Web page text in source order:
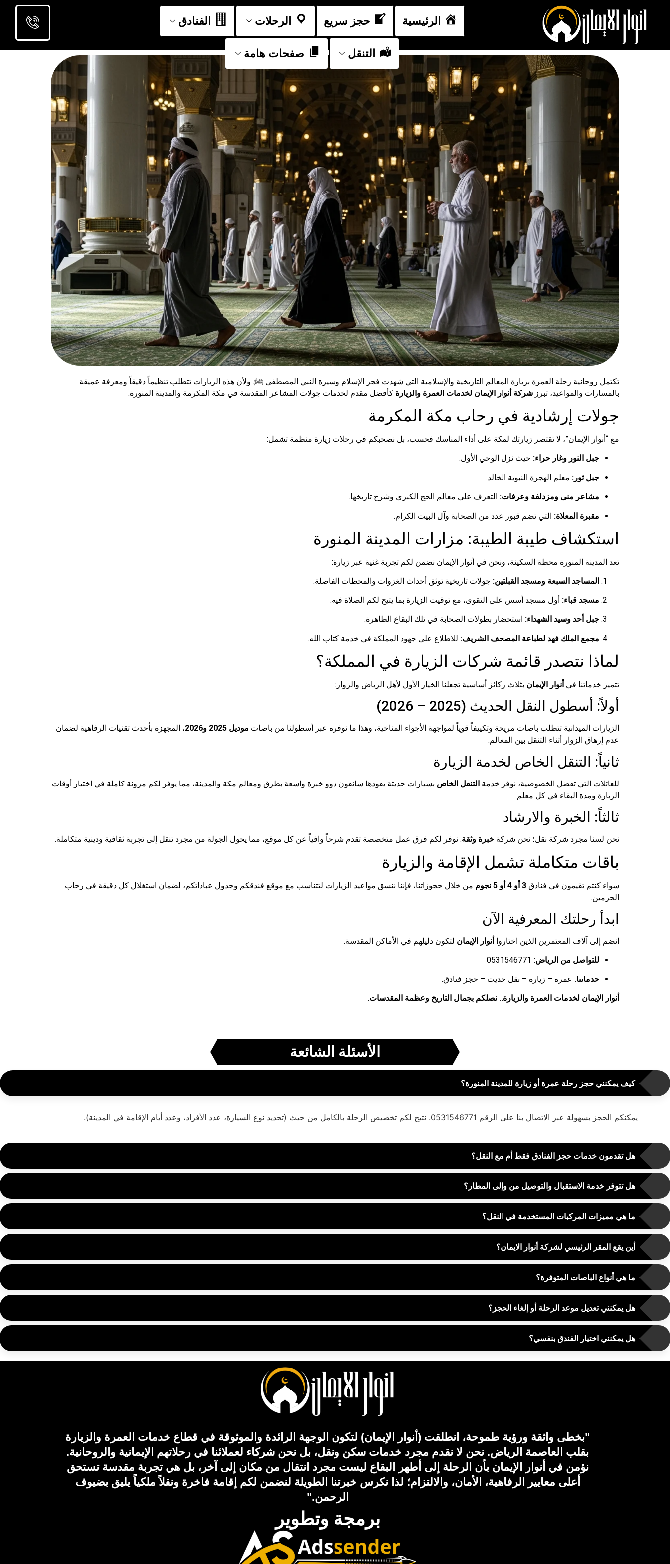
الرئيسية حجز سريع الرحلات الفنادق
التنقل صفحات هامة
تكتمل روحانية رحلة العمرة بزيارة المعالم التاريخية والإسلامية التي شهدت فجر الإسلام وسيرة النبي المصطفى ﷺ. ولأن هذه الزيارات تتطلب تنظيماً دقيقاً ومعرفة عميقة
بالمسارات والمواعيد، تبرز شركة أنوار الإيمان لخدمات العمرة والزيارة كأفضل مقدم لخدمات جولات المشاعر المقدسة في مكة المكرمة والمدينة المنورة.
جولات إرشادية في رحاب مكة المكرمة
مع “أنوار الإيمان”، لا تقتصر زيارتك لمكة على أداء المناسك فحسب، بل نصحبكم في رحلات زيارة منظمة تشمل:
جبل النور وغار حراء: حيث نزل الوحي الأول.
جبل ثور: معلم الهجرة النبوية الخالد.
مشاعر منى ومزدلفة وعرفات: التعرف على معالم الحج الكبرى وشرح تاريخها.
مقبرة المعلاة: التي تضم قبور عدد من الصحابة وآل البيت الكرام.
استكشاف طيبة الطيبة: مزارات المدينة المنورة
تعد المدينة المنورة محطة السكينة، ونحن في أنوار الإيمان نضمن لكم تجربة غنية عبر زيارة:
المساجد السبعة ومسجد القبلتين: جولات تاريخية توثق أحداث الغزوات والمحطات الفاصلة.
مسجد قباء: أول مسجد أسس على التقوى، مع توقيت الزيارة بما يتيح لكم الصلاة فيه.
جبل أحد وسيد الشهداء: استحضار بطولات الصحابة في تلك البقاع الطاهرة.
مجمع الملك فهد لطباعة المصحف الشريف: للاطلاع على جهود المملكة في خدمة كتاب الله.
لماذا نتصدر قائمة شركات الزيارة في المملكة؟
تتميز خدماتنا في أنوار الإيمان بثلاث ركائز أساسية تجعلنا الخيار الأول لأهل الرياض والزوار:
أولاً: أسطول النقل الحديث (2025 – 2026)
الزيارات الميدانية تتطلب باصات مريحة وتكييفاً قوياً لمواجهة الأجواء المناخية، وهذا ما نوفره عبر أسطولنا من باصات موديل 2025 و2026
، المجهزة بأحدث تقنيات الرفاهية لضمان
عدم إرهاق الزوار أثناء التنقل بين المعالم.
ثانياً: التنقل الخاص لخدمة الزيارة
للعائلات التي تفضل الخصوصية، نوفر خدمة التنقل الخاص بسيارات حديثة يقودها سائقون ذوو خبرة واسعة بطرق ومعالم مكة والمدينة، مما يوفر لكم مرونة كاملة في اختيار أوقات
الزيارة ومدة البقاء في كل معلم.
ثالثاً: الخبرة والارشاد
نحن لسنا مجرد شركة نقل؛ نحن شركة خبرة وثقة. نوفر لكم فرق عمل متخصصة تقدم شرحاً وافياً عن كل موقع، مما يحول الجولة من مجرد تنقل إلى تجربة ثقافية ودينية متكاملة.
باقات متكاملة تشمل الإقامة والزيارة
سواء كنتم تقيمون في فنادق 3 أو 4 أو 5 نجوم
من خلال حجوزاتنا، فإننا ننسق مواعيد الزيارات لتتناسب مع موقع فندقكم وجدول عباداتكم، لضمان استغلال كل دقيقة في رحاب
الحرمين.
ابدأ رحلتك المعرفية الآن
انضم إلى آلاف المعتمرين الذين اختاروا أنوار الإيمان لتكون دليلهم في الأماكن المقدسة.
للتواصل من الرياض:
خدماتنا: عمرة – زيارة – نقل حديث – حجز فنادق.
أنوار الإيمان لخدمات العمرة والزيارة.. نصلكم بجمال التاريخ وعظمة المقدسات.
الأسئلة الشائعة
كيف يمكنني حجز رحلة عمرة أو زيارة للمدينة المنورة؟
يمكنكم الحجز بسهولة عبر الاتصال بنا على الرقم 0531546771. نتيح لكم تخصيص الرحلة بالكامل من حيث (تحديد نوع السيارة، عدد الأفراد، وعدد أيام الإقامة في المدينة).
هل تقدمون خدمات حجز الفنادق فقط أم مع النقل؟
هل تتوفر خدمة الاستقبال والتوصيل من وإلى المطار؟
ما هي مميزات المركبات المستخدمة في النقل؟
أين يقع المقر الرئيسي لشركة أنوار الايمان؟
ما هي أنواع الباصات المتوفرة؟
هل يمكنني تعديل موعد الرحلة أو إلغاء الحجز؟
هل يمكنني اختيار الفندق بنفسي؟
"بخطى واثقة ورؤية طموحة، انطلقت (أنوار الإيمان) لتكون الوجهة الرائدة والموثوقة في قطاع خدمات العمرة والزيارة
بقلب العاصمة الرياض. نحن لا نقدم مجرد خدمات سكن ونقل، بل نحن شركاء لعملائنا في رحلاتهم الإيمانية والروحانية.
نؤمن في أنوار الإيمان بأن الرحلة إلى أطهر البقاع ليست مجرد انتقال من مكان إلى آخر، بل هي تجربة مقدسة تستحق
أعلى معايير الرفاهية، الأمان، والالتزام؛ لذا نكرس خبرتنا الطويلة لنضمن لكم إقامة فاخرة ونقلاً ملكياً يليق بضيوف
الرحمن."
برمجة وتطوير